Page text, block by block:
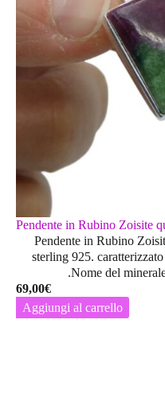
Pendente in Rubino Zoisite
Pendente in Rubino
sterling 925.
.Nome del
69,00€
Aggiungi al carrello